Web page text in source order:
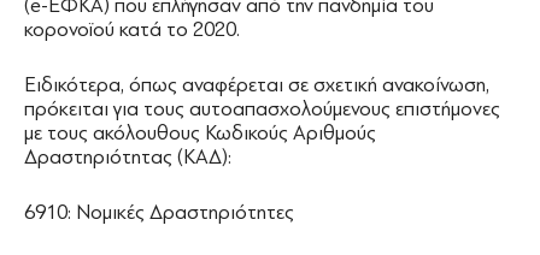
(e-EΦKA) που επλήγησαν από την πανδημία του
κορονοϊού κατά το 2020.
Ειδικότερα, όπως αναφέρεται σε σχετική ανακοίνωση,
πρόκειται για τους αυτοαπασχολούμενους επιστήμονες
με τους ακόλουθους Κωδικούς Αριθμούς
Δραστηριότητας (ΚΑΔ):
6910: Νομικές Δραστηριότητες